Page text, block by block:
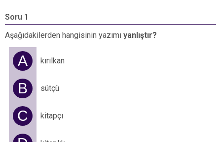
Soru 1
Aşağıdakilerden hangisinin yazımı yanlıştır?
A kırılkan
B sütçü
C kitapçı